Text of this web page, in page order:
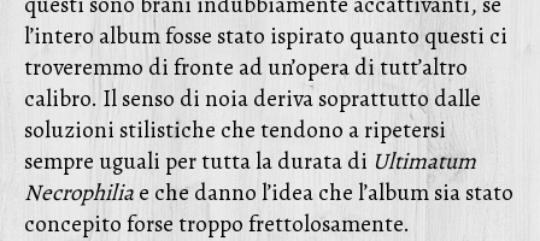
l’intero album fosse stato ispirato quanto questi ci
troveremmo di fronte ad un’opera di tutt’altro
calibro. Il senso di noia deriva soprattutto dalle
soluzioni stilistiche che tendono a ripetersi
sempre uguali per tutta la durata di Ultimatum
Necrophiliae che danno l’idea che l’album sia stato
concepito forse troppo frettolosamente.